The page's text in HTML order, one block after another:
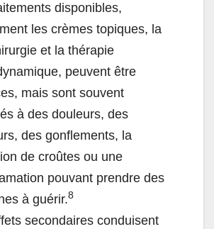
disponibles,
les crèmes topiques, la
et la thérapie
peuvent être
mais sont souvent
à des douleurs, des
des gonflements, la
de croûtes ou une
pouvant prendre des
à guérir.8
secondaires conduisent